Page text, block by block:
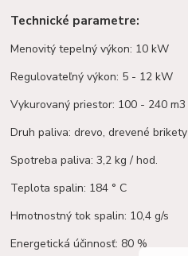
Technické parametre:
Menovitý tepelný výkon: 10 kW
Regulovateľný výkon: 5 - 12 kW
Vykurovaný priestor: 100 - 240 m3
Druh paliva: drevo, drevené brikety
Spotreba paliva: 3,2 kg / hod.
Teplota spalin: 184 ° C
Hmotnostný tok spalin: 10,4 g/s
Energetická účinnosť: 80 %